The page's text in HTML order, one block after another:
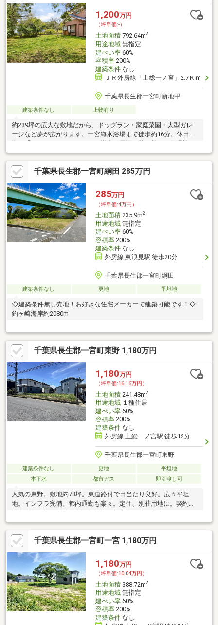
1,200万円
（坪単価:-）
土地面積792.64m2
用途地域無指定
建ぺい率60%
容積率200%
建築条件なし
ＪＲ外房線「上総一ノ宮」2.7Ｋｍ
千葉県長生郡一宮町新地甲
建築条件なし 上物有り
約239坪の広大な敷地だから、ドッグラン・家庭菜園・大型ガレ
ージなど夢が広がります。一宮海水浴場まで徒歩約16分。休日は
海を感じながらスローライフを満喫。周辺は落ち着いた住環境。
都心では叶わない開放感を味わえるロケーション。平坦地につき
プランニングしやすく、理想の住まいづくりに最適。セカンドハ
ウスや移住、趣味を楽しむ拠点としてもおすすめです。
千葉県長生郡一宮町綱田 285万円
285万円
（坪単価:4万円）
土地面積235.9m2
用途地域無指定
建ぺい率60%
容積率200%
建築条件なし
外房線 東浪見駅 徒歩20分
千葉県長生郡一宮町綱田
建築条件なし 更地 平坦地
◇建築条件無し売地！お好きな住宅メーカーで建築可能です！◇
釣ヶ崎海岸約2080m
千葉県長生郡一宮町東野 1,180万円
1,180万円
（坪単価:16.16万円）
土地面積241.48m2
用途地域１種住居
建ぺい率60%
容積率200%
建築条件なし
外房線 上総一ノ宮駅 徒歩12分
千葉県長生郡一宮町東野
建築条件なし 更地
平坦地
本下水
都市ガス 即引渡し可
人気の東野。敷地約73坪。東道路付で日当たり良好。広々平坦
地。インフラ完備。都内通勤も楽々。定住、別荘用地に。契約不
千葉県長生郡一宮町一宮 1,180万円
1,180万円
（坪単価:10.04万円）
土地面積388.72m2
用途地域無指定
建ぺい率60%
容積率200%
建築条件なし